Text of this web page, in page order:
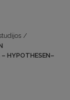
/
– HYPOTHESEN–